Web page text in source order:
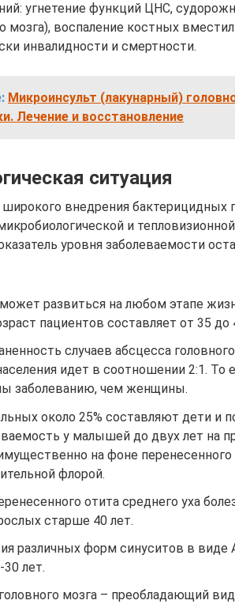
угнетение функций ЦНС,
мозга), воспаление костных
инвалидности и смертности.
Микроинсульт (лакунарный)
Лечение и восстановление
ситуация
внедрения бактерицидных
и
уровня заболеваемости
развиться на любом этапе
пациентов составляет от 35 до
случаев абсцесса
идет в соотношении 2:1. То
заболеванию, чем женщины.
около 25% составляют дети и
у малышей до двух лет на
на фоне перенесенного
флорой.
отита среднего уха
старше 40 лет.
различных форм синуситов в
лет.
мозга – преобладающий